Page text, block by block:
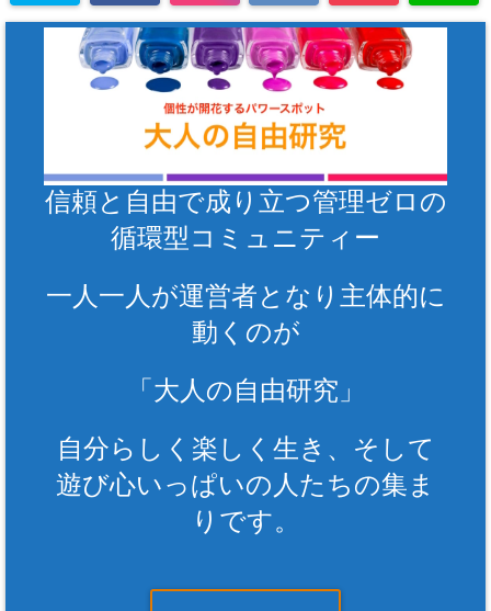
信頼と自由で成り立つ管理ゼロの
循環型コミュニティー
一人一人が運営者となり主体的に
動くのが
「大人の自由研究」
自分らしく楽しく生き、そして
遊び心いっぱいの人たちの集ま
りです。